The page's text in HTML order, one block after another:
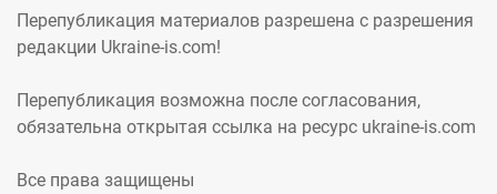
Перепубликация материалов разрешена с разрешения
редакции Ukraine-is.com!
Перепубликация возможна после согласования,
обязательна открытая ссылка на ресурс ukraine-is.com
Все права защищены